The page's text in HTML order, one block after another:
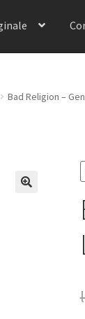
Bad Religion –